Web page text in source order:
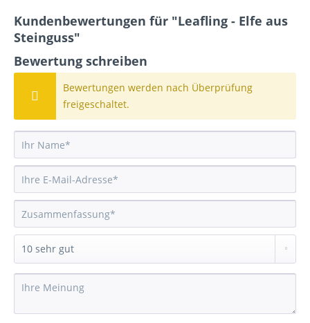
Kundenbewertungen für "Leafling - Elfe aus
Steinguss"
Bewertung schreiben
Bewertungen werden nach Überprüfung
freigeschaltet.